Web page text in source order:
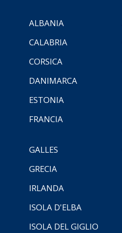
ALBANIA
CALABRIA
CORSICA
DANIMARCA
ESTONIA
FRANCIA
GALLES
GRECIA
IRLANDA
ISOLA D'ELBA
ISOLA DEL GIGLIO